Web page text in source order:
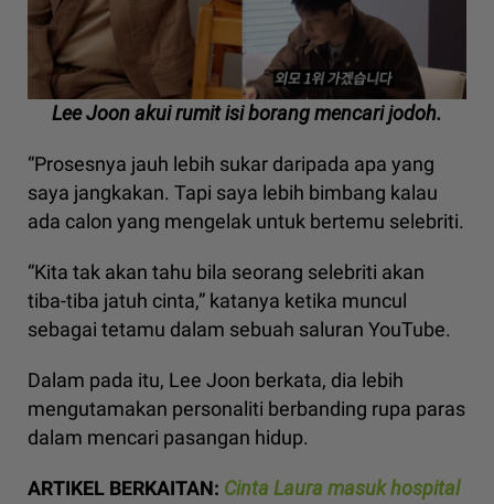
Lee Joon akui rumit isi borang mencari jodoh.
“Prosesnya jauh lebih sukar daripada apa yang
saya jangkakan. Tapi saya lebih bimbang kalau
ada calon yang mengelak untuk bertemu selebriti.
“Kita tak akan tahu bila seorang selebriti akan
tiba-tiba jatuh cinta,” katanya ketika muncul
sebagai tetamu dalam sebuah saluran YouTube.
Dalam pada itu, Lee Joon berkata, dia lebih
mengutamakan personaliti berbanding rupa paras
dalam mencari pasangan hidup.
ARTIKEL BERKAITAN: Cinta Laura masuk hospital